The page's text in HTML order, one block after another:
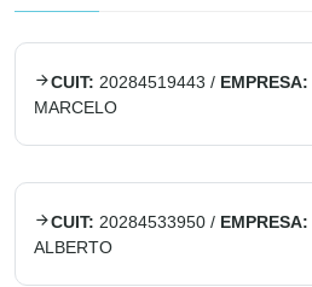
CUIT: 20284519443 / EMPRESA:
MARCELO
CUIT: 20284533950 / EMPRESA:
ALBERTO